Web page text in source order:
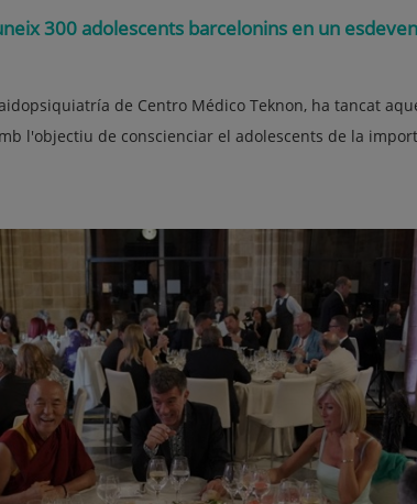
300 adolescents barcelonins en un
de Centro Médico Teknon, ha tancat
l'objectiu de conscienciar el adolescents de la